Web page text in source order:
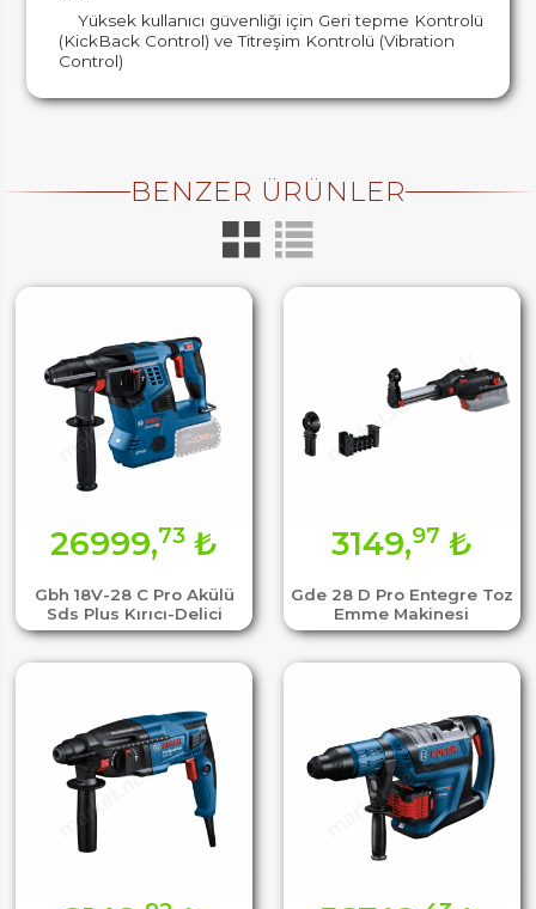
Yüksek kullanıcı güvenliği için Geri tepme Kontrolü
(KickBack Control) ve Titreşim Kontrolü (Vibration
Control)
BENZER ÜRÜNLER
Gbh 18V-28 C Pro Akülü
Sds Plus Kırıcı-Delici
26999,73 ₺
Gde 28 D Pro Entegre Toz
Emme Makinesi
3149,97 ₺